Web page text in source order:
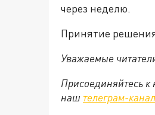
через неделю.
Принятие
Уважаемые
Присоединяйтесь к
наш телеграм-канал